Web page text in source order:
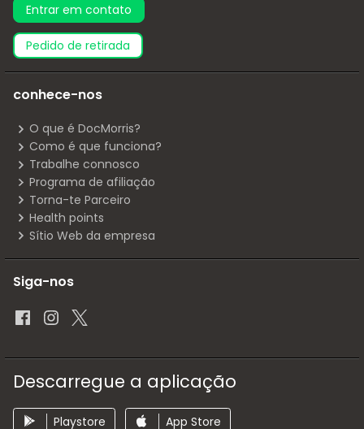
Entrar em contato
pedido de retirada
conhece-nos
O que é DocMorris?
Como é que funciona?
Trabalhe connosco
Programa de afiliação
Torna-te Parceiro
Health points
Sítio Web da empresa
Siga-nos
Descarregue a aplicação
Playstore App Store